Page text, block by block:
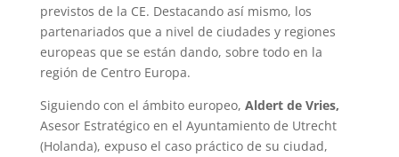
previstos de la CE. Destacando así mismo, los
partenariados que a nivel de ciudades y regiones
europeas que se están dando, sobre todo en la
región de Centro Europa.
Siguiendo con el ámbito europeo, Aldert de Vries,
Asesor Estratégico en el Ayuntamiento de Utrecht
(Holanda), expuso el caso práctico de su ciudad,